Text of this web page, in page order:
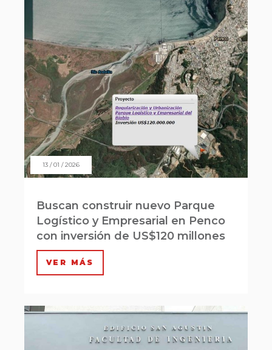
13 / 01 / 2026
Buscan construir nuevo Parque
Logístico y Empresarial en Penco
con inversión de US$120 millones
VER MÁS